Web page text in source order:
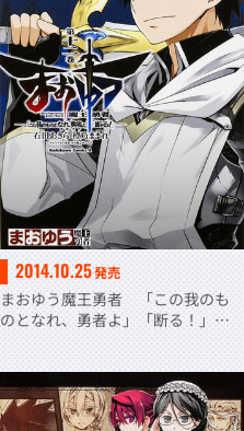
2014.10.25発売
まおゆう魔王勇者 「この我のも
のとなれ、勇者よ」「断る！」